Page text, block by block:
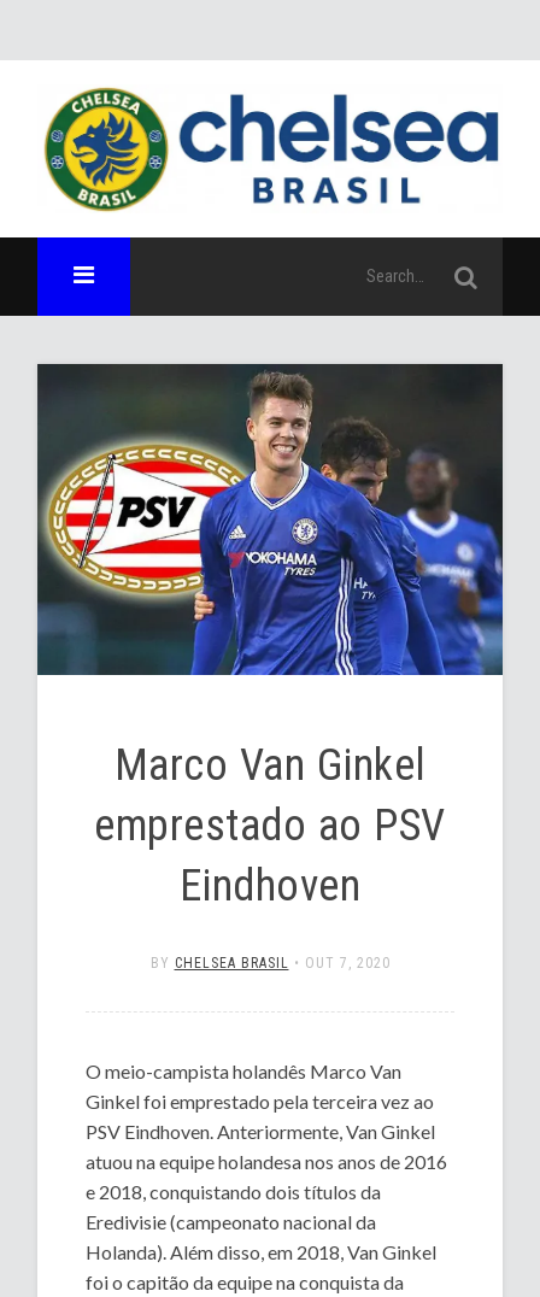
Marco Van Ginkel
emprestado ao PSV
Eindhoven
BY CHELSEA BRASIL • OUT 7, 2020
O meio-campista holandês Marco Van
Ginkel foi emprestado pela terceira vez ao
PSV Eindhoven. Anteriormente, Van Ginkel
atuou na equipe holandesa nos anos de 2016
e 2018, conquistando dois títulos da
Eredivisie (campeonato nacional da
Holanda). Além disso, em 2018, Van Ginkel
foi o capitão da equipe na conquista da